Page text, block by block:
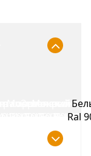
Морская волна
Зеленая
Ral 6002
Мокрый
Ral 7024
Ral